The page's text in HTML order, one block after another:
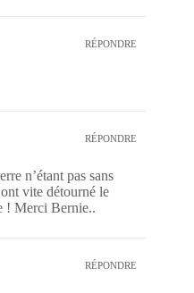
RÉPONDRE
RÉPONDRE
n’étant pas sans
vite détourné le
! Merci Bernie..
RÉPONDRE